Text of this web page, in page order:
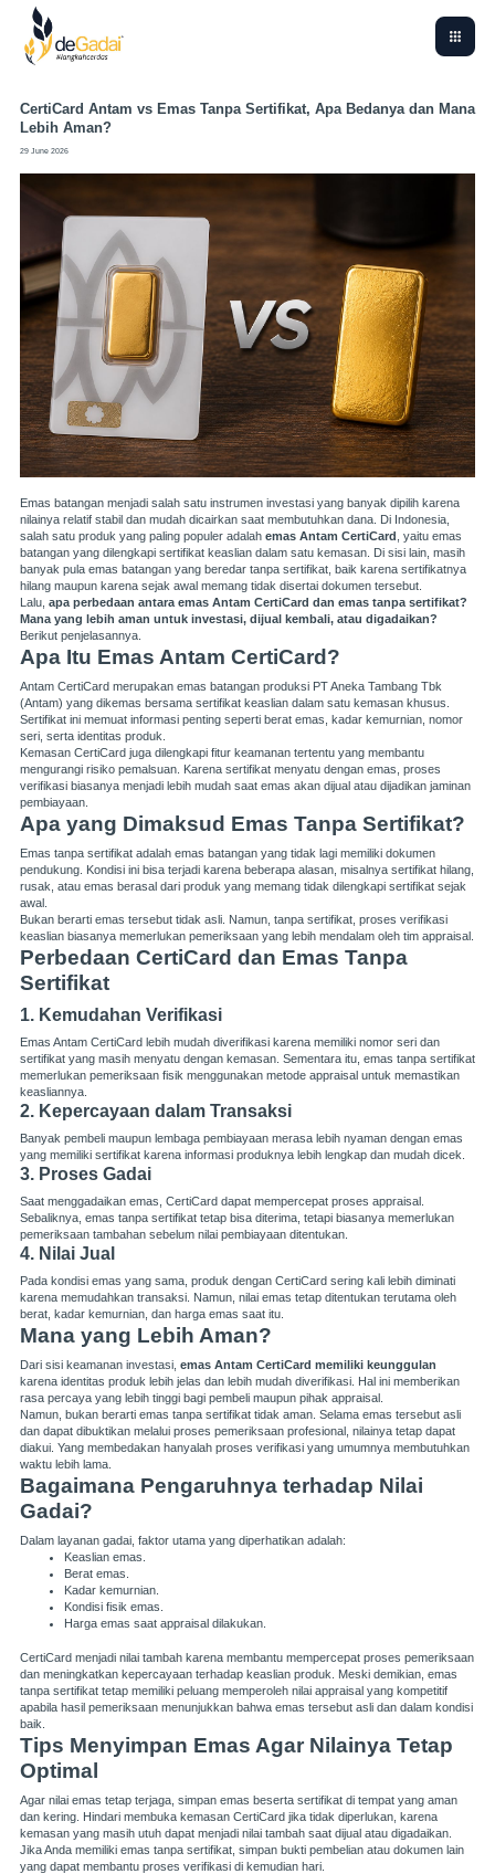
CertiCard Antam vs Emas Tanpa Sertifikat, Apa Bedanya dan Mana
Lebih Aman?
29 June 2026
Emas batangan menjadi salah satu instrumen investasi yang banyak dipilih karena
nilainya relatif stabil dan mudah dicairkan saat membutuhkan dana. Di Indonesia,
salah satu produk yang paling populer adalah emas Antam CertiCard , yaitu emas
batangan yang dilengkapi sertifikat keaslian dalam satu kemasan. Di sisi lain, masih
banyak pula emas batangan yang beredar tanpa sertifikat, baik karena sertifikatnya
hilang maupun karena sejak awal memang tidak disertai dokumen tersebut.
Lalu, apa perbedaan antara emas Antam CertiCard dan emas tanpa sertifikat?
Mana yang lebih aman untuk investasi, dijual kembali, atau digadaikan?
Berikut penjelasannya.
Apa Itu Emas Antam CertiCard?
Antam CertiCard merupakan emas batangan produksi PT Aneka Tambang Tbk
(Antam) yang dikemas bersama sertifikat keaslian dalam satu kemasan khusus.
Sertifikat ini memuat informasi penting seperti berat emas, kadar kemurnian, nomor
seri, serta identitas produk.
Kemasan CertiCard juga dilengkapi fitur keamanan tertentu yang membantu
mengurangi risiko pemalsuan. Karena sertifikat menyatu dengan emas, proses
verifikasi biasanya menjadi lebih mudah saat emas akan dijual atau dijadikan jaminan
pembiayaan.
Apa yang Dimaksud Emas Tanpa Sertifikat?
Emas tanpa sertifikat adalah emas batangan yang tidak lagi memiliki dokumen
pendukung. Kondisi ini bisa terjadi karena beberapa alasan, misalnya sertifikat hilang,
rusak, atau emas berasal dari produk yang memang tidak dilengkapi sertifikat sejak
awal.
Bukan berarti emas tersebut tidak asli. Namun, tanpa sertifikat, proses verifikasi
keaslian biasanya memerlukan pemeriksaan yang lebih mendalam oleh tim appraisal.
Perbedaan CertiCard dan Emas Tanpa
Sertifikat
1. Kemudahan Verifikasi
Emas Antam CertiCard lebih mudah diverifikasi karena memiliki nomor seri dan
sertifikat yang masih menyatu dengan kemasan. Sementara itu, emas tanpa sertifikat
memerlukan pemeriksaan fisik menggunakan metode appraisal untuk memastikan
keasliannya.
2. Kepercayaan dalam Transaksi
Banyak pembeli maupun lembaga pembiayaan merasa lebih nyaman dengan emas
yang memiliki sertifikat karena informasi produknya lebih lengkap dan mudah dicek.
3. Proses Gadai
Saat menggadaikan emas, CertiCard dapat mempercepat proses appraisal.
Sebaliknya, emas tanpa sertifikat tetap bisa diterima, tetapi biasanya memerlukan
pemeriksaan tambahan sebelum nilai pembiayaan ditentukan.
4. Nilai Jual
Pada kondisi emas yang sama, produk dengan CertiCard sering kali lebih diminati
karena memudahkan transaksi. Namun, nilai emas tetap ditentukan terutama oleh
berat, kadar kemurnian, dan harga emas saat itu.
Mana yang Lebih Aman?
Dari sisi keamanan investasi, emas Antam CertiCard memiliki keunggulan
karena identitas produk lebih jelas dan lebih mudah diverifikasi. Hal ini memberikan
rasa percaya yang lebih tinggi bagi pembeli maupun pihak appraisal.
Namun, bukan berarti emas tanpa sertifikat tidak aman. Selama emas tersebut asli
dan dapat dibuktikan melalui proses pemeriksaan profesional, nilainya tetap dapat
diakui. Yang membedakan hanyalah proses verifikasi yang umumnya membutuhkan
waktu lebih lama.
Bagaimana Pengaruhnya terhadap Nilai
Gadai?
Dalam layanan gadai, faktor utama yang diperhatikan adalah:
Keaslian emas.
Berat emas.
Kadar kemurnian.
Kondisi fisik emas.
Harga emas saat appraisal dilakukan.
CertiCard menjadi nilai tambah karena membantu mempercepat proses pemeriksaan
dan meningkatkan kepercayaan terhadap keaslian produk. Meski demikian, emas
tanpa sertifikat tetap memiliki peluang memperoleh nilai appraisal yang kompetitif
apabila hasil pemeriksaan menunjukkan bahwa emas tersebut asli dan dalam kondisi
baik.
Tips Menyimpan Emas Agar Nilainya Tetap
Optimal
Agar nilai emas tetap terjaga, simpan emas beserta sertifikat di tempat yang aman
dan kering. Hindari membuka kemasan CertiCard jika tidak diperlukan, karena
kemasan yang masih utuh dapat menjadi nilai tambah saat dijual atau digadaikan.
Jika Anda memiliki emas tanpa sertifikat, simpan bukti pembelian atau dokumen lain
yang dapat membantu proses verifikasi di kemudian hari.